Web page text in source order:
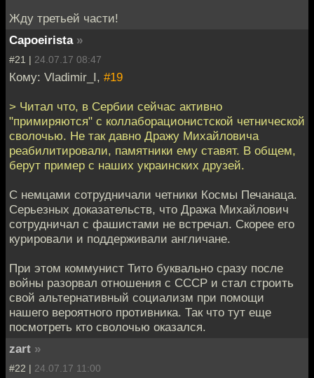
Жду третьей части!
Capoeirista »
#21 | 24.07.17 08:47
Кому: Vladimir_I, #19
> Читал что, в Сербии сейчас активно
"примиряются" с коллаборационистской четнической
сволочью. Не так давно Дражу Михайловича
реабилитировали, памятники ему ставят. В общем,
берут пример с наших украинских друзей.
С немцами сотрудничали четники Космы Печанаца.
Серьезных доказательств, что Дража Михайлович
сотрудничал с фашистами не встречал. Скорее его
курировали и поддерживали англичане.
При этом коммунист Тито буквально сразу после
войны разорвал отношения с СССР и стал строить
свой альтернативный социализм при помощи
нашего вероятного противника. Так что тут еще
посмотреть кто сволочью оказался.
zart »
#22 | 24.07.17 11:00